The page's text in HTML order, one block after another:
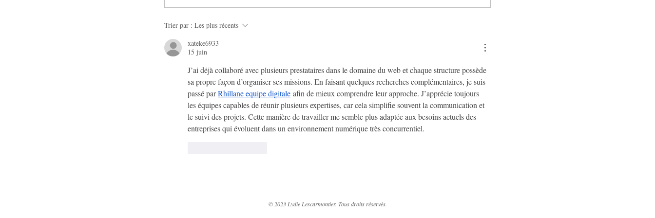
Trier par : Les plus récents
xateke6933
15 juin
J’ai déjà collaboré avec plusieurs prestataires dans le domaine du web et chaque structure possède
sa propre façon d’organiser ses missions. En faisant quelques recherches complémentaires, je suis
passé par Rhillane equipe digitale afin de mieux comprendre leur approche. J’apprécie toujours
les équipes capables de réunir plusieurs expertises, car cela simplifie souvent la communication et
le suivi des projets. Cette manière de travailler me semble plus adaptée aux besoins actuels des
entreprises qui évoluent dans un environnement numérique très concurrentiel.
© 2023 Lydie Lescarmontier. Tous droits réservés.